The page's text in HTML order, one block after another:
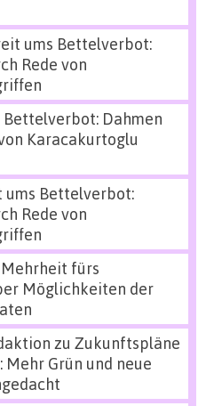
ums Bettelverbot:
Rede von
Dahmen
Karacakurtoglu
ums Bettelverbot:
Rede von
fürs
Möglichkeiten der
zu Zukunftspläne
Grün und neue